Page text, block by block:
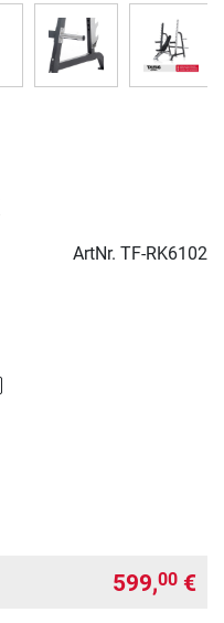
ArtNr. TF-RK6102
599,00 €